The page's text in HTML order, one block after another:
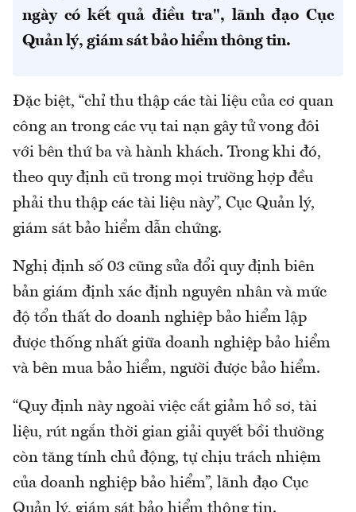
ngày có kết quả điều tra", lãnh đạo Cục
Quản lý, giám sát bảo hiểm thông tin.
Đặc biệt, “chỉ thu thập các tài liệu của cơ quan
công an trong các vụ tai nạn gây tử vong đôi
với bên thứ ba và hành khách. Trong khi đó,
theo quy định cũ trong mọi trường hợp đều
phải thu thập các tài liệu này”, Cục Quản lý,
giám sát bảo hiểm dẫn chứng.
Nghị định số 03 cũng sửa đổi quy định biên
bản giám định xác định nguyên nhân và mức
độ tổn thất do doanh nghiệp bảo hiểm lập
được thống nhất giữa doanh nghiệp bảo hiểm
và bên mua bảo hiểm, người được bảo hiểm.
“Quy định này ngoài việc cắt giảm hồ sơ, tài
liệu, rút ngắn thời gian giải quyết bồi thường
còn tăng tính chủ động, tự chịu trách nhiệm
của doanh nghiệp bảo hiểm”, lãnh đạo Cục